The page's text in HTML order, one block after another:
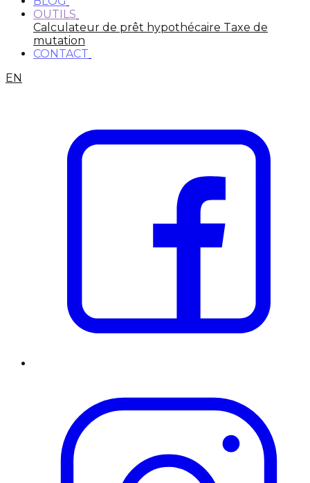
OUTILS
Calculateur de prêt hypothécaire Taxe de
mutation
CONTACT
EN